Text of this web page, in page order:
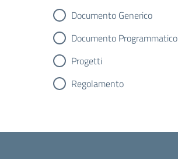
Documento Generico
Documento Programmatico
Progetti
Regolamento